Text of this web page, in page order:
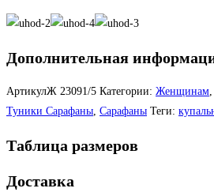
Дополнительная
АртикулЖ 23091/5 Категории: Женщинам,
Туники Сарафаны, Сарафаны Теги:
Таблица размеров
Доставка